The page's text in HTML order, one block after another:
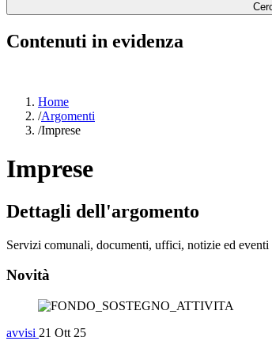
Contenuti in evidenza
Home
/Argomenti
/Imprese
Imprese
Dettagli dell'argomento
Servizi comunali, documenti, uffici, notizie ed eventi
Novità
avvisi 21 Ott 25